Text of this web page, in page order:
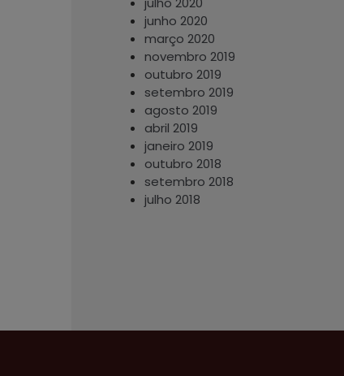
junho 2020
março 2020
novembro 2019
outubro 2019
setembro 2019
agosto 2019
abril 2019
janeiro 2019
outubro 2018
setembro 2018
julho 2018